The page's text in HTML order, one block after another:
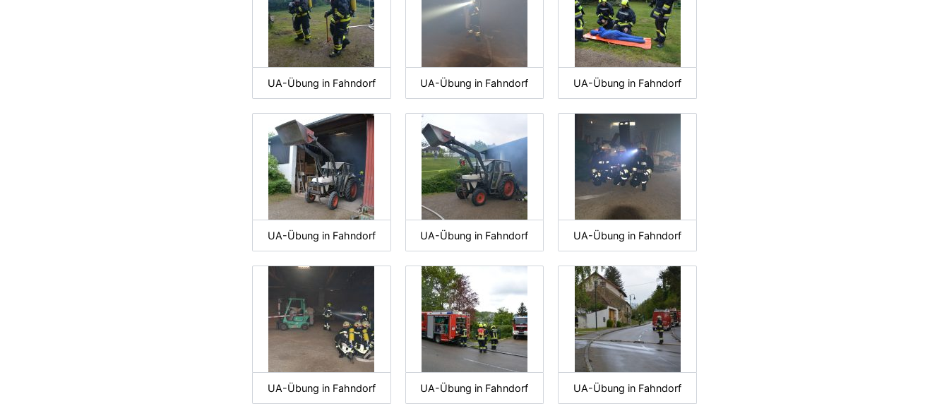
UA-Übung in Fahndorf UA-Übung in Fahndorf UA-Übung in Fahndorf
UA-Übung in Fahndorf UA-Übung in Fahndorf UA-Übung in Fahndorf
UA-Übung in Fahndorf UA-Übung in Fahndorf UA-Übung in Fahndorf